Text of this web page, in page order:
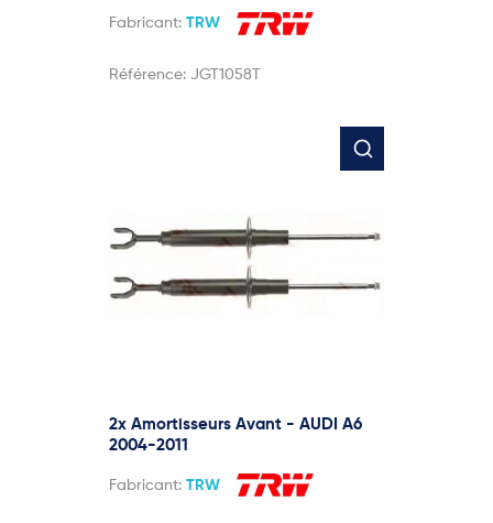
Fabricant: TRW
Référence: JGT1058T
2x Amortisseurs Avant - AUDI A6
2004-2011
Fabricant: TRW